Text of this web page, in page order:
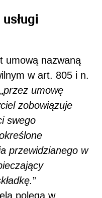
umową nazwaną
w art. 805 i n.
przez umowę
zobowiązuje
swego
przewidzianego w
”
polega w